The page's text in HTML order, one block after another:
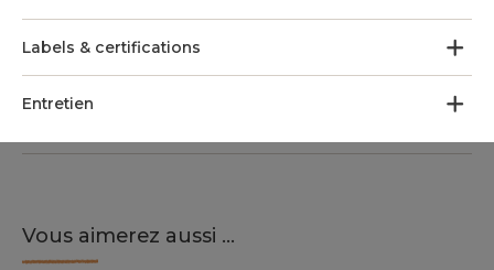
Labels & certifications
Entretien
Vous aimerez aussi ...